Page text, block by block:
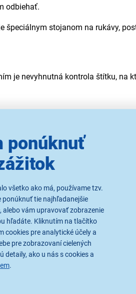
ponúknuť
všetko ako má, používame tzv.
ponúknuť tie najhľadanejšie
vám upravovať zobrazenie
hľadáte. Kliknutím na tlačítko
cookies pre analytické účely a
pre zobrazovaní cielených
detaily, ako u nás s cookies a
.
odbiehať.
špeciálnym stojanom na rukávy,
je nevyhnutná kontrola štítku, na
do 150 °C.
žehliť.
tkaninami, pretože tie
podľa potreby. Pri
správnej postupnosti.